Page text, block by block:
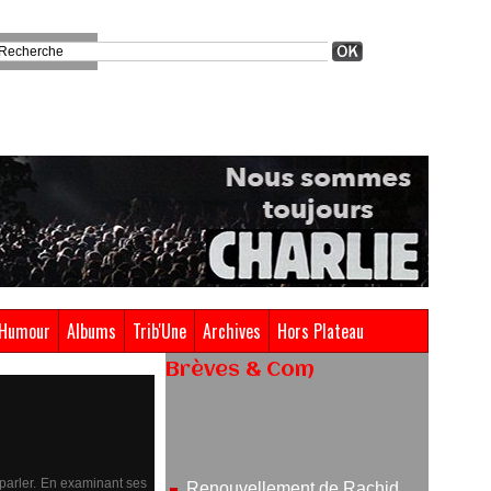
Humour Albums Trib'Une Archives Hors Plateau
En examinant ses
Brèves & Com